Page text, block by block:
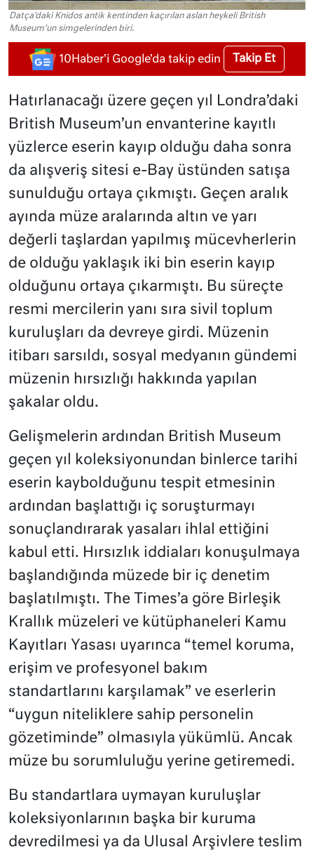
Datça'daki Knidos antik kentinden kaçırılan aslan heykeli British
Museum'un simgelerinden biri.
10Haber'i Google'da takip edin Takip Et
Hatırlanacağı üzere geçen yıl Londra’daki
British Museum’un envanterine kayıtlı
yüzlerce eserin kayıp olduğu daha sonra
da alışveriş sitesi e-Bay üstünden satışa
sunulduğu ortaya çıkmıştı. Geçen aralık
ayında müze aralarında altın ve yarı
değerli taşlardan yapılmış mücevherlerin
de olduğu yaklaşık iki bin eserin kayıp
olduğunu ortaya çıkarmıştı. Bu süreçte
resmi mercilerin yanı sıra sivil toplum
kuruluşları da devreye girdi. Müzenin
itibarı sarsıldı, sosyal medyanın gündemi
müzenin hırsızlığı hakkında yapılan
şakalar oldu.
Gelişmelerin ardından British Museum
geçen yıl koleksiyonundan binlerce tarihi
eserin kaybolduğunu tespit etmesinin
ardından başlattığı iç soruşturmayı
sonuçlandırarak yasaları ihlal ettiğini
kabul etti. Hırsızlık iddiaları konuşulmaya
başlandığında müzede bir iç denetim
başlatılmıştı. The Times’a göre Birleşik
Krallık müzeleri ve kütüphaneleri Kamu
Kayıtları Yasası uyarınca “temel koruma,
erişim ve profesyonel bakım
standartlarını karşılamak” ve eserlerin
“uygun niteliklere sahip personelin
gözetiminde” olmasıyla yükümlü. Ancak
müze bu sorumluluğu yerine getiremedi.
Bu standartlara uymayan kuruluşlar
koleksiyonlarının başka bir kuruma
devredilmesi ya da Ulusal Arşivlere teslim